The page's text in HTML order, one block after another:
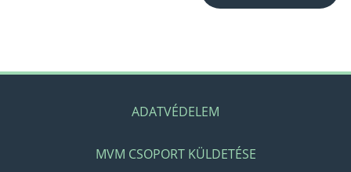
ADATVÉDELEM
MVM CSOPORT KÜLDETÉSE